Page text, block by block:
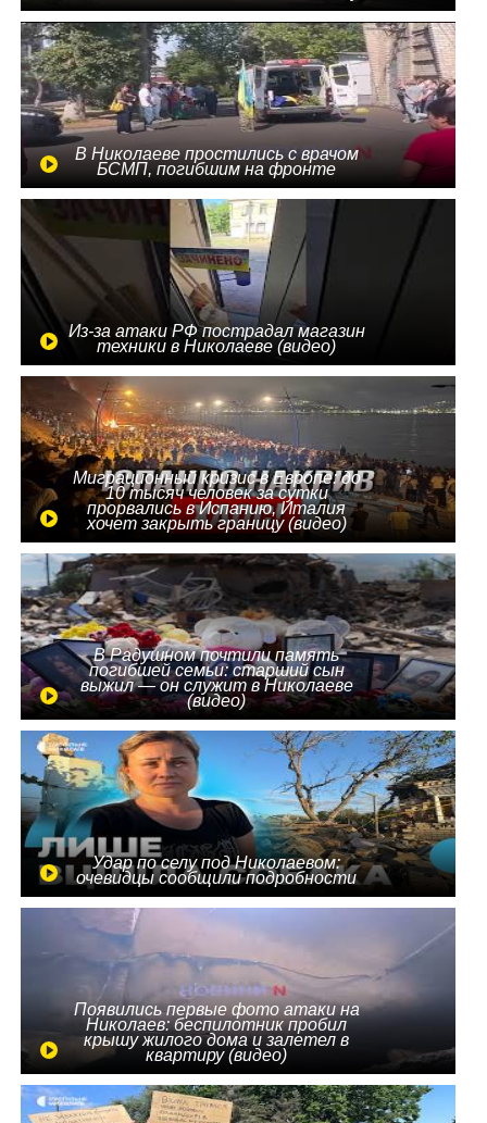
В Николаеве простились с врачом
БСМП, погибшим на фронте
Из-за атаки РФ пострадал магазин
техники в Николаеве (видео)
Миграционный кризис в Европе: до
10 тысяч человек за сутки
прорвались в Испанию, Италия
хочет закрыть границу (видео)
В Радушном почтили память
погибшей семьи: старший сын
выжил — он служит в Николаеве
(видео)
Удар по селу под Николаевом:
очевидцы сообщили подробности
Появились первые фото атаки на
Николаев: беспилотник пробил
крышу жилого дома и залетел в
квартиру (видео)